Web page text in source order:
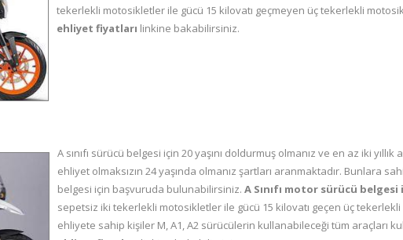
tekerlekli motosikletler ile gücü 15 kilovatı geçmeyen üç tekerlekli
ehliyet fiyatları linkine bakabilirsiniz.
A sınıfı sürücü belgesi için 20 yaşını doldurmuş olmanız ve en az iki
ehliyet olmaksızın 24 yaşında olmanız şartları aranmaktadır. Bunlara
belgesi için başvuruda bulunabilirsiniz. A Sınıfı motor sürücü
sepetsiz iki tekerlekli motosikletler ile gücü 15 kilovatı geçen üç
ehliyete sahip kişiler M, A1, A2 sürücülerin kullanabileceği tüm araçları